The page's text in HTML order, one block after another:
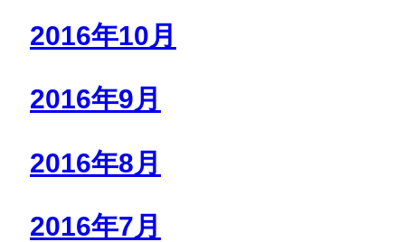
2016年10月
2016年9月
2016年8月
2016年7月